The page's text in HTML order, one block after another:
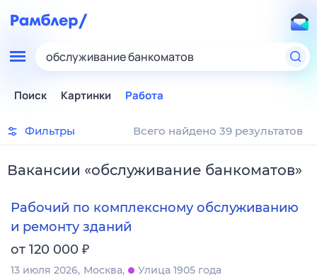
обслуживание банкоматов
Поиск Картинки Работа
Фильтры Всего найдено 39 результатов
Вакансии «обслуживание банкоматов»
Рабочий по комплексному обслуживанию
и ремонту зданий
от 120 000 ₽
13 июля 2026 Москва
Улица 1905 года